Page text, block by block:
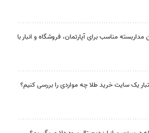
مناسب برای آپارتمان، فروشگاه و انبار با
یک سایت خرید طلا چه مواردی را بررسی کنیم؟